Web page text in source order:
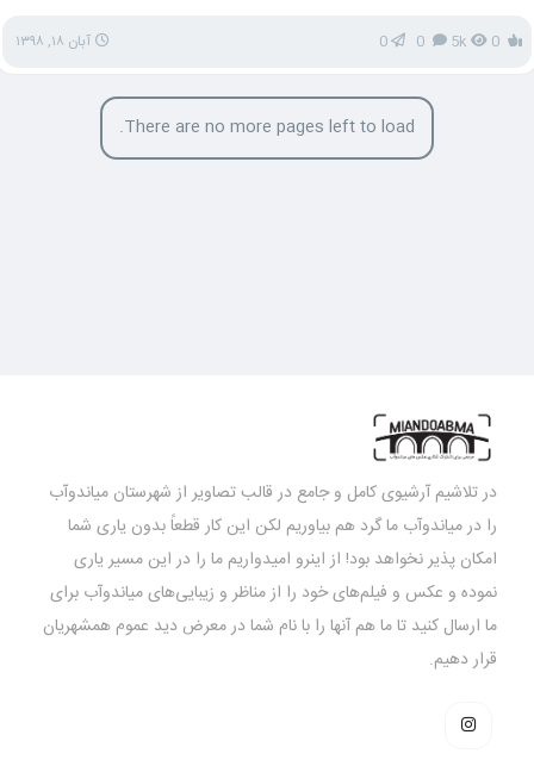
5k
0 آبان ۱۸, ۱۳۹۸
There are no more pages left to load.
در تلاشیم آرشیوی کامل و جامع در قالب تصاویر از شهرستان میاندوآب
را در میاندوآب ما گرد هم بیاوریم لکن این کار قطعاً بدون یاری شما
امکان پذیر نخواهد بود! از اینرو امیدواریم ما را در این مسیر یاری
نموده و عکس و فیلم‌های خود را از مناظر و زیبایی‌های میاندوآب برای
ما ارسال کنید تا ما هم آنها را با نام شما در معرض دید عموم همشهریان
قرار دهیم.